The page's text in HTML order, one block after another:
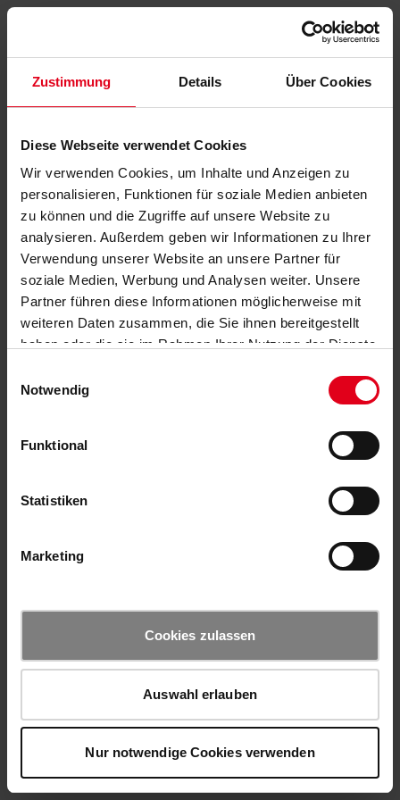
Zustimmung Details Über Cookies
Diese Webseite verwendet Cookies
Wir verwenden Cookies, um Inhalte und Anzeigen zu
personalisieren, Funktionen für soziale Medien anbieten
zu können und die Zugriffe auf unsere Website zu
analysieren. Außerdem geben wir Informationen zu Ihrer
Verwendung unserer Website an unsere Partner für
soziale Medien, Werbung und Analysen weiter. Unsere
Partner führen diese Informationen möglicherweise mit
weiteren Daten zusammen, die Sie ihnen bereitgestellt
haben oder die sie im Rahmen Ihrer Nutzung der Dienste
Notwendig
Funktional
Statistiken
Marketing
Cookies zulassen
Auswahl erlauben
Nur notwendige Cookies verwenden